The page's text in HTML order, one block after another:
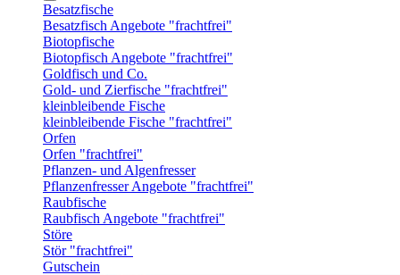
Besatzfische
Besatzfisch Angebote "frachtfrei"
Biotopfische
Biotopfisch Angebote "frachtfrei"
Goldfisch und Co.
Gold- und Zierfische "frachtfrei"
kleinbleibende Fische
kleinbleibende Fische "frachtfrei"
Orfen
Orfen "frachtfrei"
Pflanzen- und Algenfresser
Pflanzenfresser Angebote "frachtfrei"
Raubfische
Raubfisch Angebote "frachtfrei"
Störe
Stör "frachtfrei"
Gutschein